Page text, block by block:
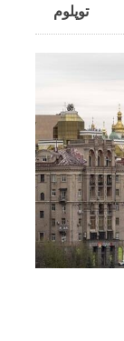
توپلوم